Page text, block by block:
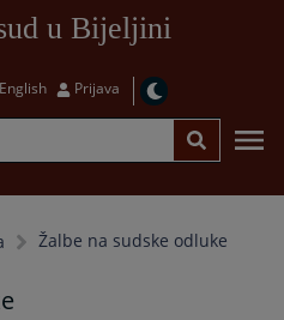
u Bijeljini
English Prijava
Žalbe na sudske odluke